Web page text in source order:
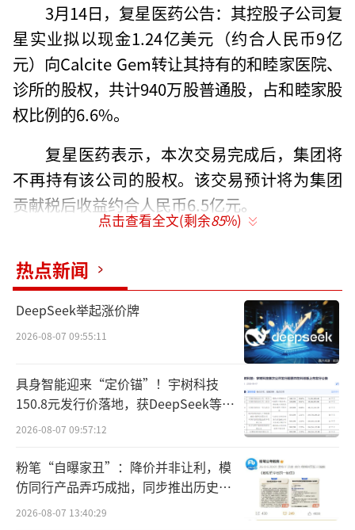
3月14日，复星医药公告：其控股子公司复
星实业拟以现金1.24亿美元（约合人民币9亿
元）向Calcite Gem转让其持有的和睦家医院、
诊所的股权，共计940万股普通股，占和睦家股
权比例的6.6%。
复星医药表示，本次交易完成后，集团将
不再持有该公司的股权。该交易预计将为集团
贡献税后收益约合人民币6.5亿元。
7年在北京成立，从一家诊所逐渐发展成如今的
国内知名高端私立医疗机构，在全国范围内拥
有10家医院、1家互联网医院和26家诊所。
和睦家医院和复星医药的渊源始于2009
年。十多年间，两家分分合合，和睦家医疗也
两度私有化退市，如今终于走到了尽头。复星
医药披露，2023、2024年，以和睦家医院为主
体的标的公司实现营收33亿元，属行业靠前的
规模。复星医药自己评估，和睦家的营收低于
三星医疗、海吉亚医疗等上市公司。
点击查看全文(剩余85%)
热点新闻
DeepSeek举起涨价牌
2026-08-07 09:55:11
具身智能迎来“定价锚”！宇树科技
150.8元发行价落地，获DeepSeek等豪
华战配加持
2026-08-07 09:57:12
粉笔“自曝家丑”：降价并非让利，模
仿同行产品弄巧成拙，同步推出历史学
员退费方案
2026-08-07 13:40:29